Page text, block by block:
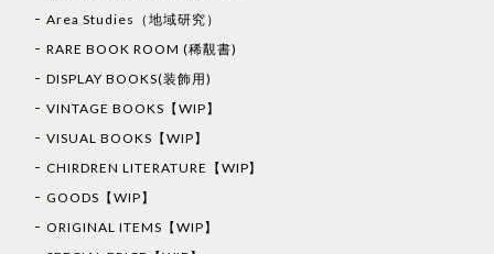
Area Studies（地域研究）
RARE BOOK ROOM (稀覯書)
DISPLAY BOOKS(装飾用)
VINTAGE BOOKS【WIP】
VISUAL BOOKS【WIP】
CHIRDREN LITERATURE【WIP】
GOODS【WIP】
ORIGINAL ITEMS【WIP】